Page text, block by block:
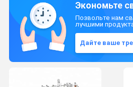
Экономьте
Позвольте нам
лучшими
Дайте ваше